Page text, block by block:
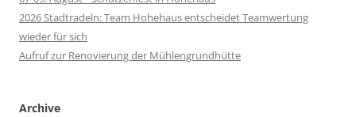
2026 Stadtradeln: Team Hohehaus entscheidet Teamwertung
wieder für sich
Aufruf zur Renovierung der Mühlengrundhütte
Archive